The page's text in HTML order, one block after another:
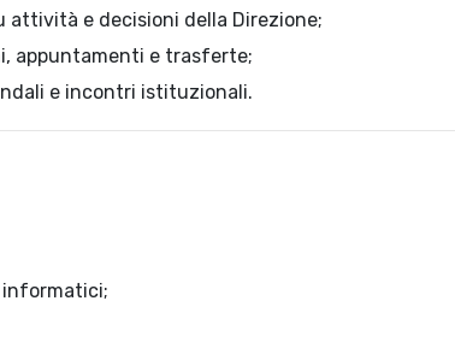
attività e decisioni della Direzione;
appuntamenti e trasferte;
e incontri istituzionali.
informatici;